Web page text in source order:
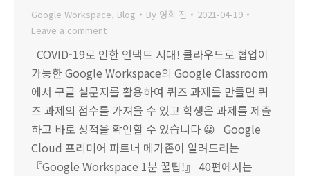
Google Workspace, Blog By 영희 진
2021-04-19
Leave a comment
COVID-19로 인한 언택트 시대! 클라우드로 협업이
가능한 Google Workspace의 Google Classroom
에서 구글 설문지를 활용하여 퀴즈 과제를 만들면 퀴
즈 과제의 점수를 가져올 수 있고 학생은 과제를 제출
하고 바로 성적을 확인할 수 있습니다 😀 Google
Cloud 프리미어 파트너 메가존이 알려드리는
『Google Workspace 1분 꿀팁!』 40편에서는